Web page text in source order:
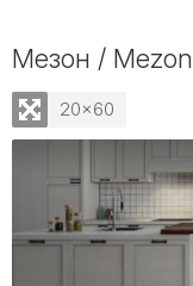
Мезон / Mezon
20x60